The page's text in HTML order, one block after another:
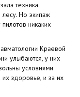
техника.
Но экипаж
никаких
Краевой
улыбаются, у них
условиями
здоровье, и за их